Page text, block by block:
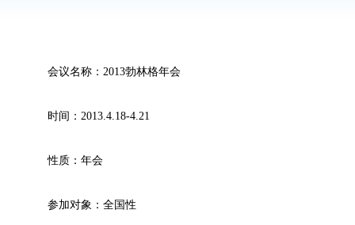
会议名称：2013勃林格年会
时间：2013.4.18-4.21
性质：年会
参加对象：全国性